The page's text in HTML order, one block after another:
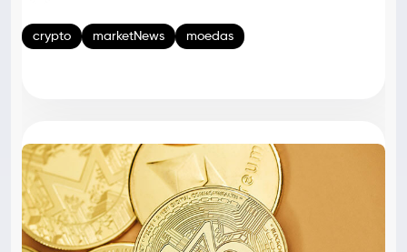
crypto marketNews moedas